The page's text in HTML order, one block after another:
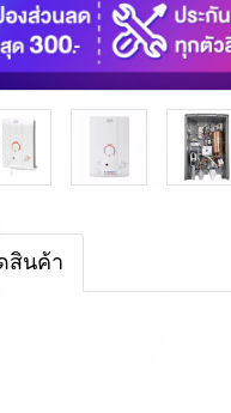
สินค้า